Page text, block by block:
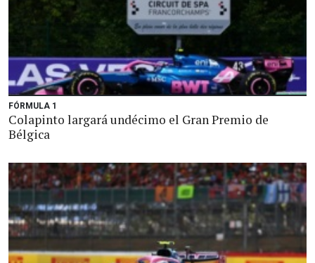
FÓRMULA 1
Colapinto largará undécimo el Gran Premio de
Bélgica